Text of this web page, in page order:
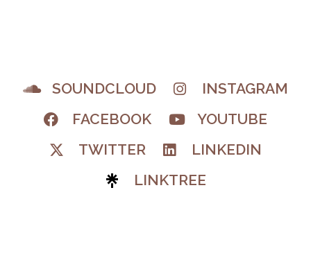
SOUNDCLOUD
INSTAGRAM
FACEBOOK
YOUTUBE
TWITTER
LINKEDIN
LINKTREE